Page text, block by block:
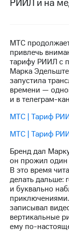
Новости
регионе
и акционерам
ПАО
РИИЛ и на
МТС
привлечь
тарифу РИИЛ с
Марка
запустила
времени —
и в телеграм-
МТС | Тариф
МТС | Тариф
Бренд дал
он прожил один
В это время
делать дальше:
и буквально
записывал
вертикальные
ему по-